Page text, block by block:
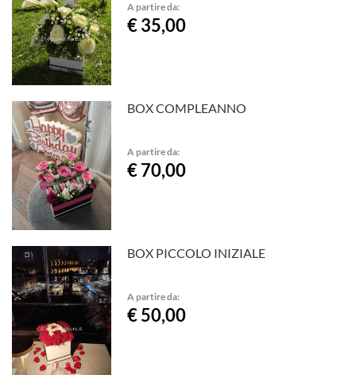
A partire da:
€ 35,00
BOX COMPLEANNO
A partire da:
€ 70,00
BOX PICCOLO INIZIALE
A partire da:
€ 50,00